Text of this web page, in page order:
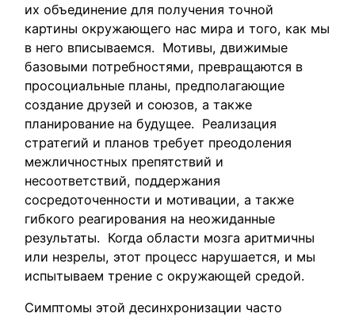
их объединение для получения точной
картины окружающего нас мира и того, как мы
в него вписываемся. Мотивы, движимые
базовыми потребностями, превращаются в
просоциальные планы, предполагающие
создание друзей и союзов, а также
планирование на будущее. Реализация
стратегий и планов требует преодоления
межличностных препятствий и
несоответствий, поддержания
сосредоточенности и мотивации, а также
гибкого реагирования на неожиданные
результаты. Когда области мозга аритмичны
или незрелы, этот процесс нарушается, и мы
испытываем трение с окружающей средой.
Симптомы этой десинхронизации часто